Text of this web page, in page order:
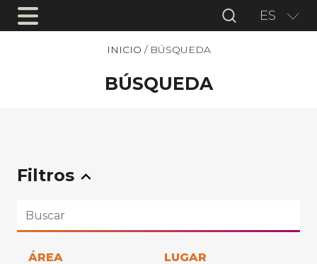
ES
INICIO / BÚSQUEDA
BÚSQUEDA
Filtros
ÁREA LUGAR